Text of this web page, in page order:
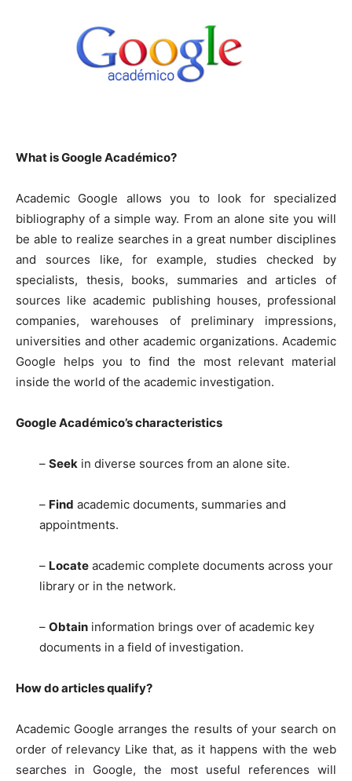
What is Google Académico?
Academic Google allows you to look for specialized
bibliography of a simple way. From an alone site you will
be able to realize searches in a great number disciplines
and sources like, for example, studies checked by
specialists, thesis, books, summaries and articles of
sources like academic publishing houses, professional
companies, warehouses of preliminary impressions,
universities and other academic organizations. Academic
Google helps you to find the most relevant material
inside the world of the academic investigation.
Google Académico’s characteristics
– Seek in diverse sources from an alone site.
– Find academic documents, summaries and
appointments.
– Locate academic complete documents across your
library or in the network.
– Obtain information brings over of academic key
documents in a field of investigation.
How do articles qualify?
Academic Google arranges the results of your search on
order of relevancy Like that, as it happens with the web
searches in Google, the most useful references will